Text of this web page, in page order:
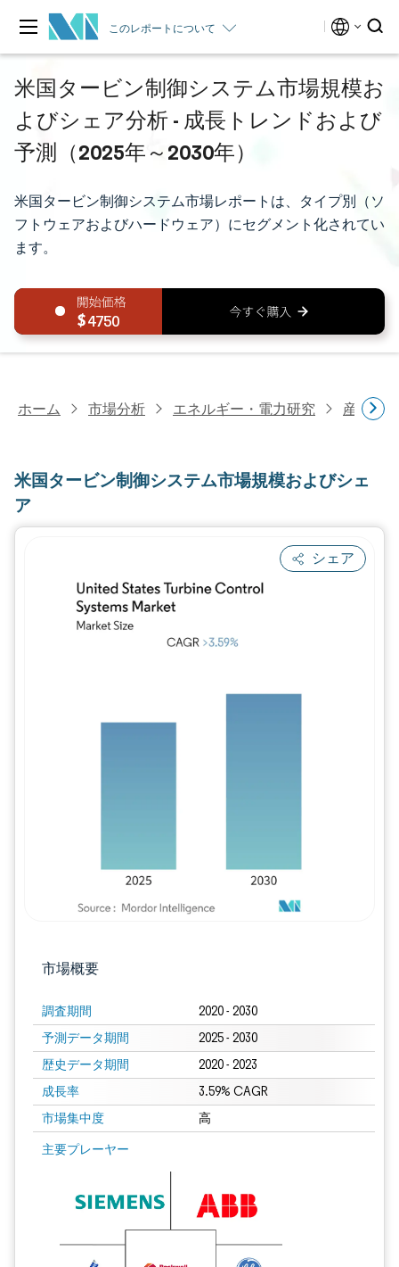
このレポートについて
米国タービン制御システム市場規模お
よびシェア分析 - 成長トレンドおよび
予測（2025年～2030年）
米国タービン制御システム市場レポートは、タイプ別（ソ
フトウェアおよびハードウェア）にセグメント化されてい
ます。
4750
ホーム 市場分析 エネルギー・電力研究 産業機
米国タービン制御システム市場規模およびシェ
ア
シェア
市場概要
調査期間 2020 - 2030
予測データ期間 2025 - 2030
歴史データ期間 2020 - 2023
成長率 3.59% CAGR
市場集中度 高
主要プレーヤー
画像 © Mordor Intelligence。再利用にはCC BY 4.0の表示が必要です。